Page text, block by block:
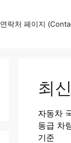
연락처 페이지
최
자동차
동급 차
기준